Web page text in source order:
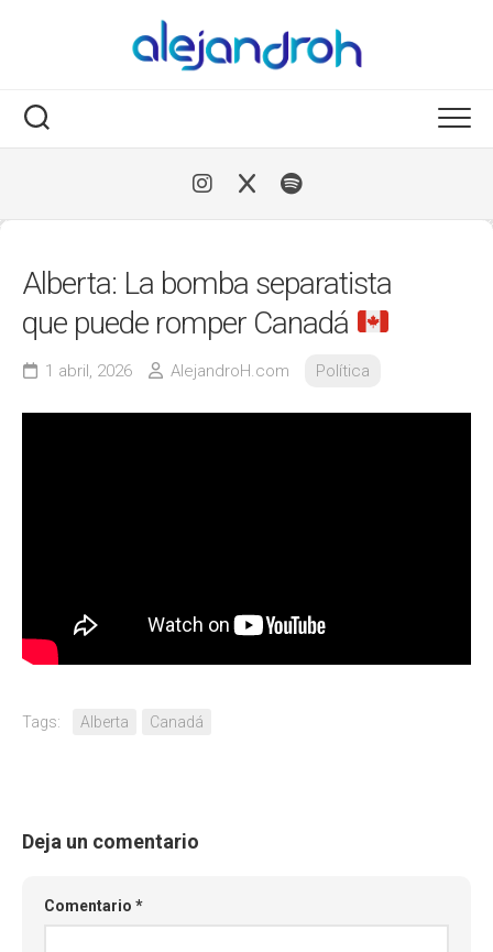
Alberta: La bomba separatista
que puede romper Canadá
1 abril, 2026 AlejandroH.com Política
Tags: Alberta Canadá
Deja un comentario
Comentario *